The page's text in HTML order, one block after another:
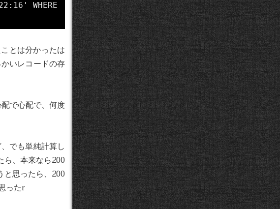
WHERE
とは分かったは
いレコードの存
で心配で、何度
でも単純計算し
ら、本来なら200
と思ったら、200
ったr